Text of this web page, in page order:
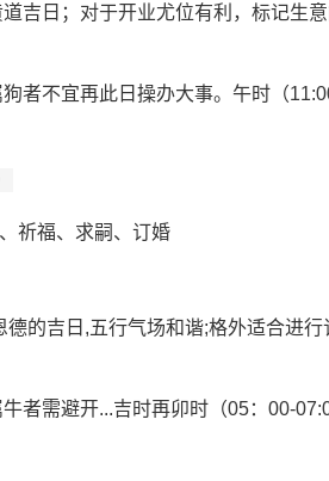
吉日；对于开业尤位有利，标记生
者不宜再此日操办大事。午时（
祈福、求嗣、订婚
的吉日,五行气场和谐;格外适合进行
者需避开...吉时再卯时（05：00-